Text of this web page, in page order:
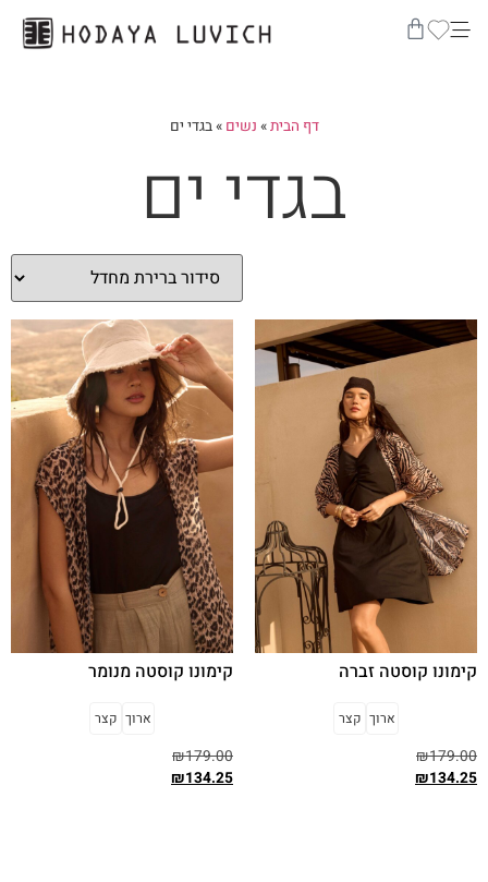
דף הבית» נשים »בגדי ים
בגדי ים
קימונו קוסטה זברה
ארוך קצר
₪179.00
₪134.25
קימונו קוסטה מנומר
ארוך קצר
₪179.00
₪134.25